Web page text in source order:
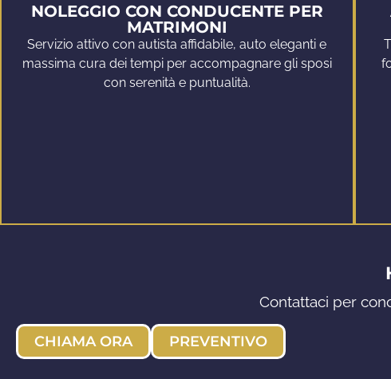
NOLEGGIO CON CONDUCENTE PER
MATRIMONI
Servizio attivo con autista affidabile, auto eleganti e
massima cura dei tempi per accompagnare gli sposi
con serenità e puntualità.
Contattaci per
CHIAMA ORA PREVENTIVO